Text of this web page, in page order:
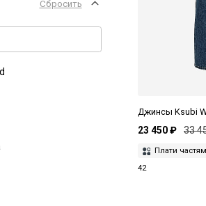
Сбросить
Джинсы Ksubi
23 450 ₽ 33
Плати
42